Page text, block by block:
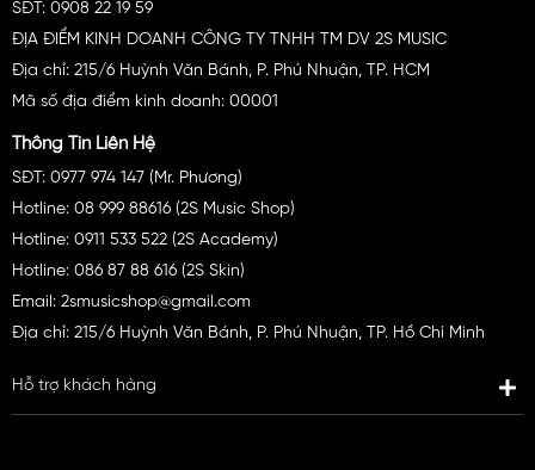
SĐT: 0908 22 19 59
ĐỊA ĐIỂM KINH DOANH CÔNG TY TNHH TM DV 2S MUSIC
Địa chỉ: 215/6 Huỳnh Văn Bánh, P. Phú Nhuận, TP. HCM
Mã số địa điểm kinh doanh: 00001
Thông Tin Liên Hệ
SĐT: 0977 974 147 (Mr. Phương)
Hotline: 08 999 88616 (2S Music Shop)
Hotline: 0911 533 522 (2S Academy)
Hotline: 086 87 88 616 (2S Skin)
Email: 2smusicshop@gmail.com
Địa chỉ: 215/6 Huỳnh Văn Bánh, P. Phú Nhuận, TP. Hồ Chí Minh
Hỗ trợ khách hàng